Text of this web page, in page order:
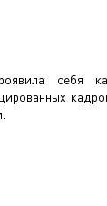
себя